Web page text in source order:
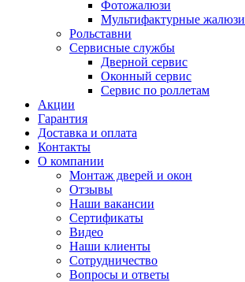
Фотожалюзи
Мультифактурные жалюзи
Рольставни
Сервисные службы
Дверной сервис
Оконный сервис
Сервис по роллетам
Акции
Гарантия
Доставка и оплата
Контакты
О компании
Монтаж дверей и окон
Отзывы
Наши вакансии
Сертификаты
Видео
Наши клиенты
Сотрудничество
Вопросы и ответы